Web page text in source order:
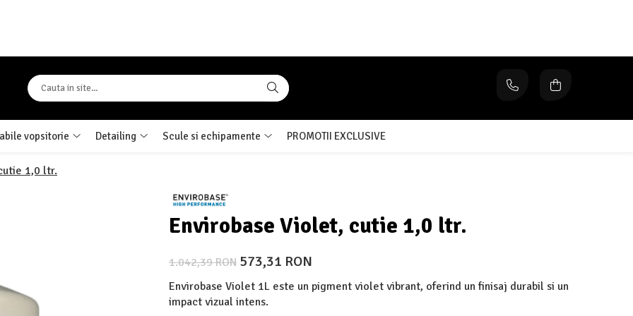
vopsitorie Detailing Scule si echipamente PROMOTII EXCLUSIVE
1,0 ltr.
Envirobase Violet, cutie 1,0 ltr.
1.042,39 RON 573,31 RON
Envirobase Violet 1L este un pigment violet vibrant, oferind un finisaj durabil si un
impact vizual intens.